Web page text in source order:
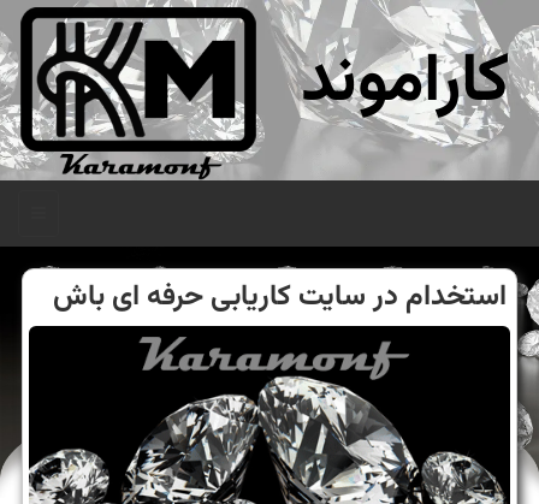
کاراموند
استخدام در سایت کاریابی حرفه ای باش